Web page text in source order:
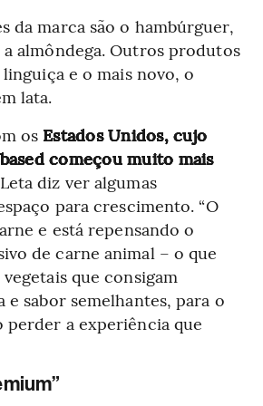
da marca são o hambúrguer,
almôndega. Outros produtos
e o mais novo, o
lata.
os Estados Unidos, cujo
começou muito mais
diz ver algumas
para crescimento. “O
e está repensando o
de carne animal – o que
que consigam
sabor semelhantes, para o
perder a experiência que